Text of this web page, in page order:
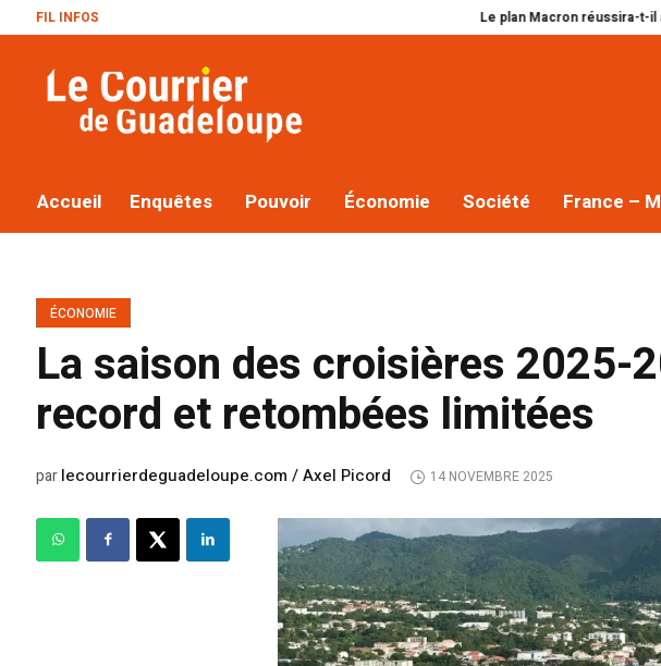
FIL INFOS Le plan Macron réussira-t-il à rendre
Accueil Enquêtes Pouvoir Économie Société France –
ÉCONOMIE
La saison des croisières 2025-
record et retombées limitées
parlecourrierdeguadeloupe.com / Axel Picord 14 NOVEMBRE 2025